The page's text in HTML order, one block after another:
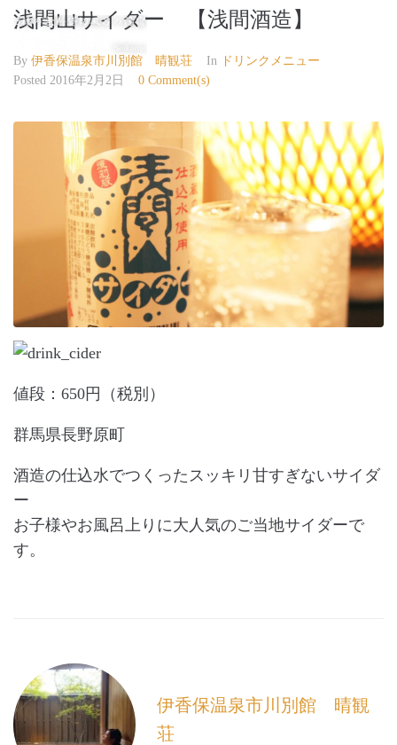
浅間山サイダー 【浅間酒造】
By 伊香保温泉市川別館 晴観荘 In
ドリンクメニュー
Posted 2016年2月2日 0 Comment(s)
値段：650円（税別）
群馬県長野原町
酒造の仕込水でつくったスッキリ甘すぎないサイダ
ー
お子様やお風呂上りに大人気のご当地サイダーで
す。
伊香保温泉市川別館 晴観
荘